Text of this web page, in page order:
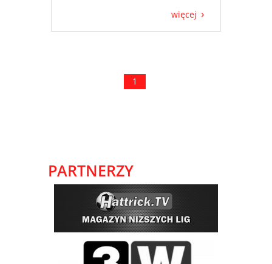
więcej
1
PARTNERZY